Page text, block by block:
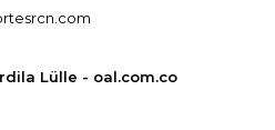
Lülle - oal.com.co